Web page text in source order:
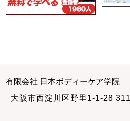
有限会社 日本ボディーケア学院
大阪市西淀川区野里1-1-28 311